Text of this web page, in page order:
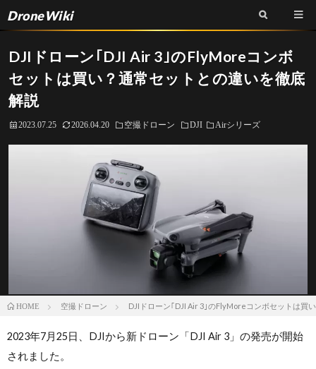
DroneWiki
DJIドローン｢DJI Air 3｣のFlyMoreコンボ
セットは買い？通常セットとの違いを徹底
解説
2023.07.25 2026.04.20 空撮ドローン DJI Airシリーズ
HOME 空撮ドローン DJIドローン｢DJI Air 3｣のFlyMoreコンボセットは買
2023年7月25日、DJIから新ドローン「DJI Air 3」の発売が開始
されました。